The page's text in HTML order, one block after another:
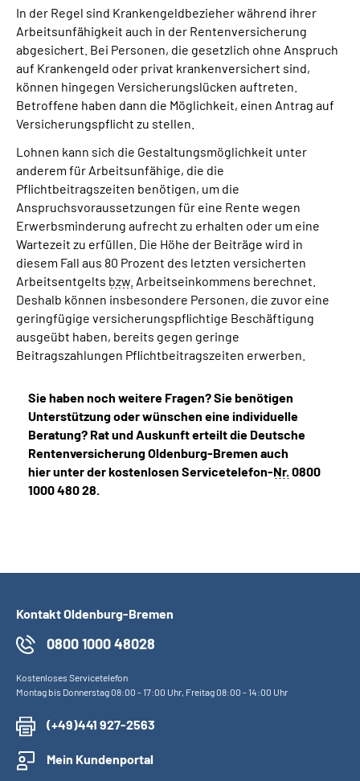
In der Regel sind Krankengeldbezieher während ihrer
Arbeitsunfähigkeit auch in der Rentenversicherung
abgesichert. Bei Personen, die gesetzlich ohne Anspruch
auf Krankengeld oder privat krankenversichert sind,
können hingegen Versicherungslücken auftreten.
Betroffene haben dann die Möglichkeit, einen Antrag auf
Versicherungspflicht zu stellen.
Lohnen kann sich die Gestaltungsmöglichkeit unter
anderem für Arbeitsunfähige, die die
Pflichtbeitragszeiten benötigen, um die
Anspruchsvoraussetzungen für eine Rente wegen
Erwerbsminderung aufrecht zu erhalten oder um eine
Wartezeit zu erfüllen. Die Höhe der Beiträge wird in
diesem Fall aus 80 Prozent des letzten versicherten
Arbeitsentgelts bzw. Arbeitseinkommens berechnet.
Deshalb können insbesondere Personen, die zuvor eine
geringfügige versicherungspflichtige Beschäftigung
ausgeübt haben, bereits gegen geringe
Beitragszahlungen Pflichtbeitragszeiten erwerben.
Sie haben noch weitere Fragen? Sie benötigen
Unterstützung oder wünschen eine individuelle
Beratung? Rat und Auskunft erteilt die Deutsche
Rentenversicherung Oldenburg-Bremen auch
hier unter der kostenlosen Servicetelefon-Nr.0800
1000 480 28.
Kontakt Oldenburg-Bremen
0800 1000 48028
Kostenloses Servicetelefon
Montag bis Donnerstag 08:00 - 17:00 Uhr, Freitag 08:00 - 14:00 Uhr
(+49)441 927-2563
Mein Kundenportal